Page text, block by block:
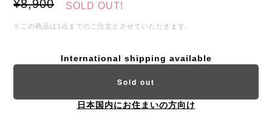
¥8,900 SOLD OUT!
※この商品は1点までのご注文とさせていただきます。
International shipping available
Sold out
日本国内にお住まいの方向け